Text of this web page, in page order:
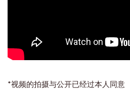
*视频的拍摄与公开已经过本人同意